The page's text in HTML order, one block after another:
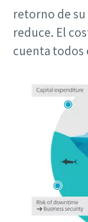
retorno de
reduce. El
cuenta todos